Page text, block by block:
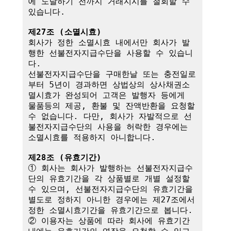
있습니다.
제27조 (소멸시효)
회사가 정한 소멸시효 내에서만 회사가 발
행한 선불전자지급수단을 사용할 수 있습니
다.
선불전자지급수단을 구매한날 또는 충전일로
부터 5년이 경과하면 상법상의 상사채권소
멸시효가 완성되어 고객은 발행자 등에게
물품등의 제공, 환불 및 잔액반환을 요청할
수 없습니다. 다만, 회사가 자발적으로 선
불전자지급수단의 사용을 허락한 경우에는
소멸시효를 적용하지 아니합니다.
제28조 (유효기간)
① 회사는 회사가 발행하는 선불전자지급수
단의 유효기간을 각 상품별로 개별 설정할
수 있으며, 선불전자지급수단의 유효기간을
별도로 정하지 아니한 경우에는 제27조에서
정한 소멸시효기간을 유효기간으로 봅니다.
② 이용자는 상품에 따라 회사에 유효기간